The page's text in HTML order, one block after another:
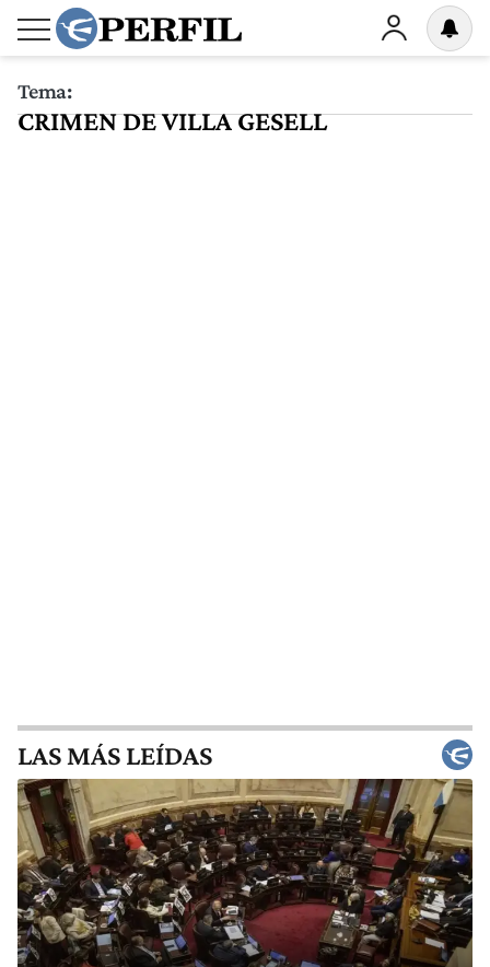
Tema:
CRIMEN DE VILLA GESELL
LAS MÁS LEÍDAS